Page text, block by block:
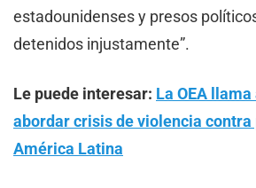
estadounidenses y presos
detenidos injustamente”.
Le puede interesar: La OEA
abordar crisis de violencia contra
América Latina